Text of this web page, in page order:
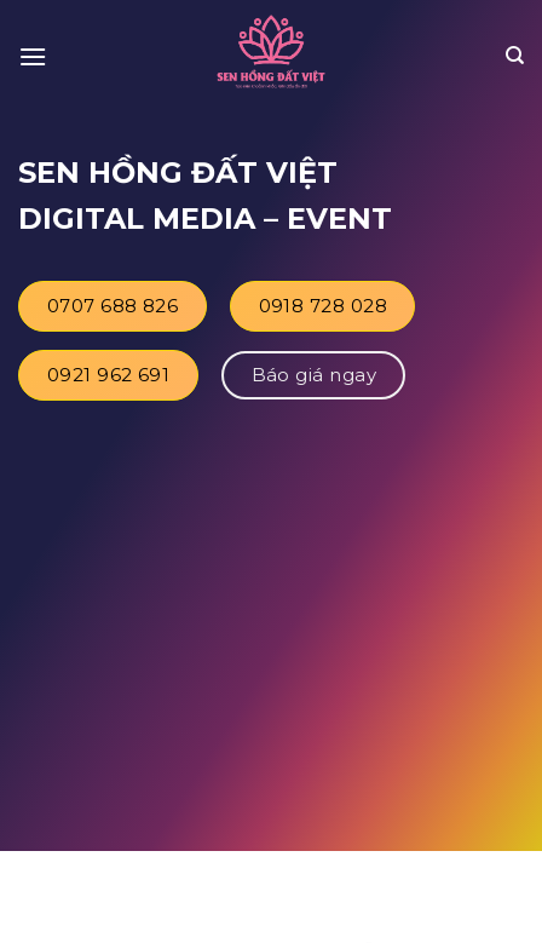
SEN HỒNG ĐẤT VIỆT
DIGITAL MEDIA – EVENT
0707 688 826 0918 728 028
0921 962 691 Báo giá ngay